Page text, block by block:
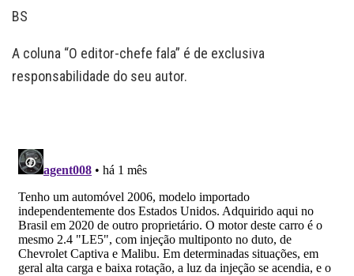
BS
A coluna “O editor-chefe fala” é de exclusiva
responsabilidade do seu autor.